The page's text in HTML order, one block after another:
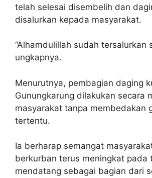
telah selesai disembelih dan
disalurkan kepada masyarakat.
“Alhamdulillah sudah tersalurkan
ungkapnya.
Menurutnya, pembagian daging
Gunungkarung dilakukan secara
masyarakat tanpa membedakan
tertentu.
Ia berharap semangat
berkurban terus meningkat pada
mendatang sebagai bagian dari